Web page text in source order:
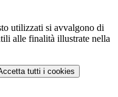
utilizzati si avvalgono di
alle finalità illustrate nella
tutti i cookies